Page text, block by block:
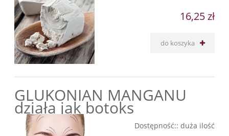
16,25 zł
do koszyka
GLUKONIAN MANGANU
działa jak botoks
Dostępność:: duża ilość